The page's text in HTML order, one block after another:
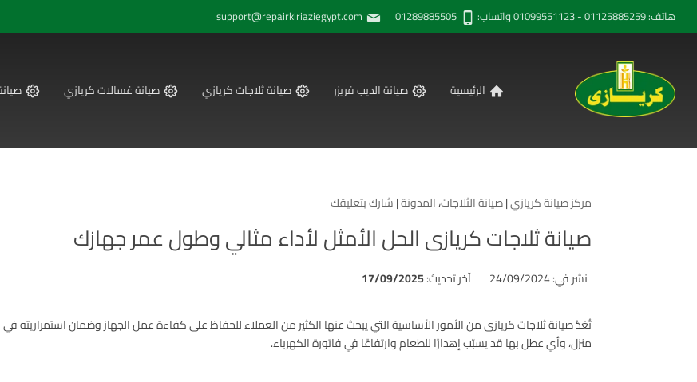
هاتف: 01125885259 - 01099551123 واتساب: 01289885505 support@repairkiriaziegypt.com
الرئيسية صيانة الديب فريزر صيانة ثلاجات كريازي صيانة غسالات كريازي
مركز صيانة كريازي|صيانة الثلاجات،المدونة|شارك بتعليقك
صيانة ثلاجات كريازى الحل الأمثل لأداء مثالي وطول عمر جهازك
نشر في: 24/09/2024 آخر تحديث:17/09/2025
تُعَدُّ صيانة ثلاجات كريازى من الأمور الأساسية التي يبحث عنها الكثير من العملاء للحفاظ على كفاءة عمل الجهاز وضمان استمراريته في
منزل، وأي عطل بها قد يسبّب إهدارًا للطعام وارتفاعًا في فاتورة الكهرباء.